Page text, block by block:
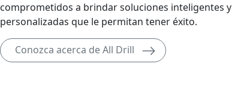
comprometidos a brindar soluciones inteligentes y
personalizadas que le permitan tener éxito.
Conozca acerca de All Drill